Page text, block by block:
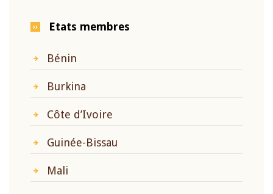
Etats membres
Bénin
Burkina
Côte d’Ivoire
Guinée-Bissau
Mali